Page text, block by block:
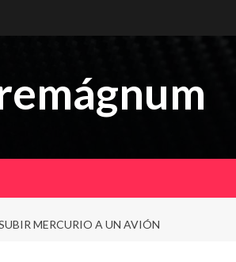
MERCURIO A UN AVIÓN